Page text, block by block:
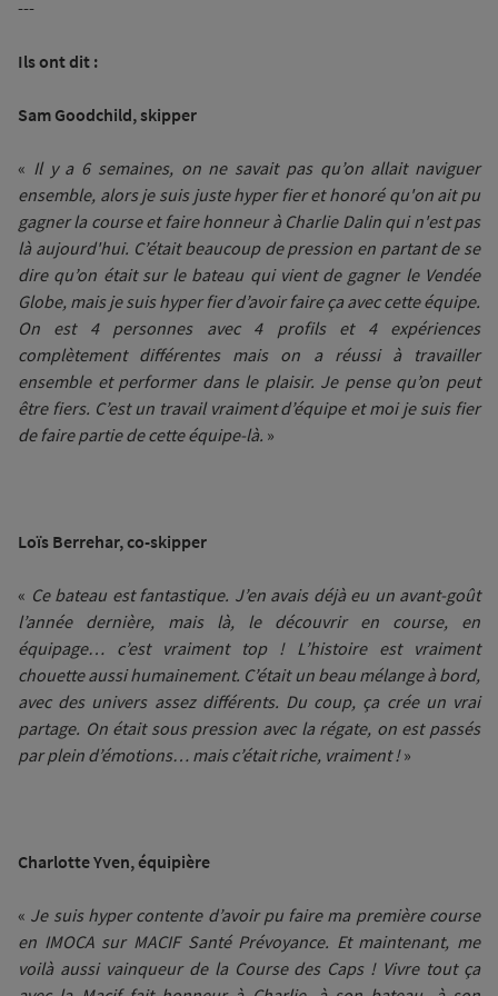
---
Ils ont dit :
Sam Goodchild, skipper
« Il y a 6 semaines, on ne savait pas qu’on allait naviguer
ensemble, alors je suis juste hyper fier et honoré qu'on ait pu
gagner la course et faire honneur à Charlie Dalin qui n'est pas
là aujourd'hui. C’était beaucoup de pression en partant de se
dire qu’on était sur le bateau qui vient de gagner le Vendée
Globe, mais je suis hyper fier d’avoir faire ça avec cette équipe.
On est 4 personnes avec 4 profils et 4 expériences
complètement différentes mais on a réussi à travailler
ensemble et performer dans le plaisir. Je pense qu’on peut
être fiers. C’est un travail vraiment d’équipe et moi je suis fier
de faire partie de cette équipe-là. »
Loïs Berrehar, co-skipper
« Ce bateau est fantastique. J’en avais déjà eu un avant-goût
l’année dernière, mais là, le découvrir en course, en
équipage… c’est vraiment top ! L’histoire est vraiment
chouette aussi humainement. C’était un beau mélange à bord,
avec des univers assez différents. Du coup, ça crée un vrai
partage. On était sous pression avec la régate, on est passés
par plein d’émotions… mais c’était riche, vraiment !»
Charlotte Yven, équipière
« Je suis hyper contente d’avoir pu faire ma première course
en IMOCA sur MACIF Santé Prévoyance. Et maintenant, me
voilà aussi vainqueur de la Course des Caps ! Vivre tout ça